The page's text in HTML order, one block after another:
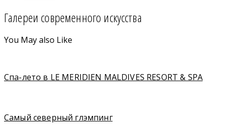
Галереи современного искусства
You May also Like
Спа-лето в LE MERIDIEN MALDIVES RESORT & SPA
Cамый северный глэмпинг